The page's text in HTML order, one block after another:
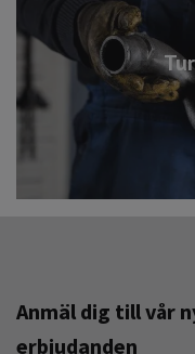
Anmäl dig till vår
erbjudanden